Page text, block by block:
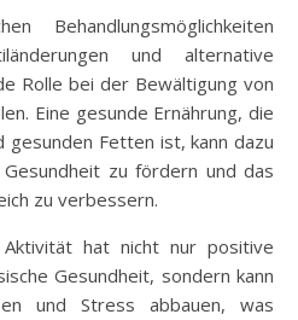
Behandlungsmöglichkeiten
und alternative
Rolle bei der Bewältigung von
Eine gesunde Ernährung, die
gesunden Fetten ist, kann dazu
zu fördern und das
zu verbessern.
Aktivität hat nicht nur positive
Gesundheit, sondern kann
und Stress abbauen, was